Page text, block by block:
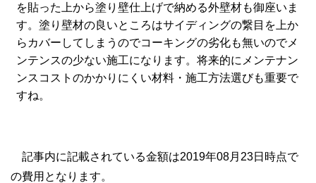
を貼った上から塗り壁仕上げで納める外壁材も御座いま
す。塗り壁材の良いところはサイディングの繋目を上か
らカバーしてしまうのでコーキングの劣化も無いのでメ
ンテンスの少ない施工になります。将来的にメンテナン
ンスコストのかかりにくい材料・施工方法選びも重要で
すね。
記事内に記載されている金額は2019年08月23日時点で
の費用となります。